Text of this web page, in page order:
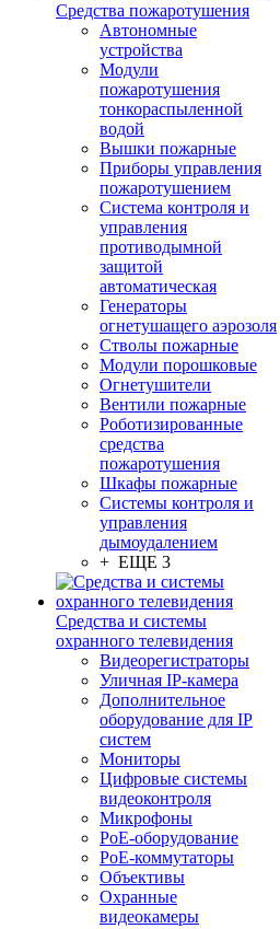
Средства пожаротушения
Автономные
устройства
Модули
пожаротушения
тонкораспыленной
водой
Вышки пожарные
Приборы управления
пожаротушением
Система контроля и
управления
противодымной
защитой
автоматическая
Генераторы
огнетушащего аэрозоля
Стволы пожарные
Модули порошковые
Огнетушители
Вентили пожарные
Роботизированные
средства
пожаротушения
Шкафы пожарные
Системы контроля и
управления
дымоудалением
+ ЕЩЕ 3
Средства и системы
охранного телевидения
Видеорегистраторы
Уличная IP-камера
Дополнительное
оборудование для IP
систем
Мониторы
Цифровые системы
видеоконтроля
Микрофоны
PoE-оборудование
PoE-коммутаторы
Объективы
Охранные
видеокамеры